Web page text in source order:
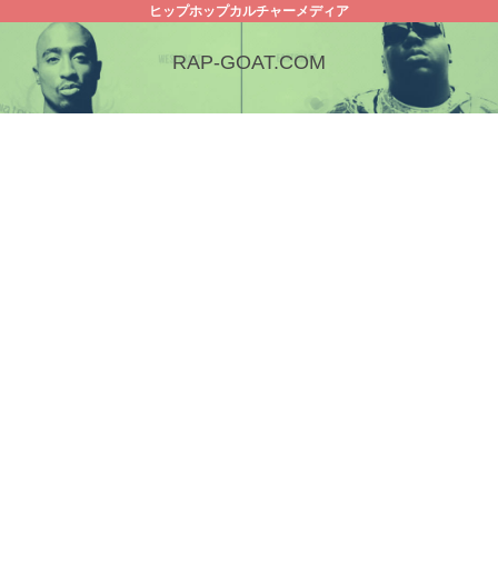
ヒップホップカルチャーメディア
RAP-GOAT.COM